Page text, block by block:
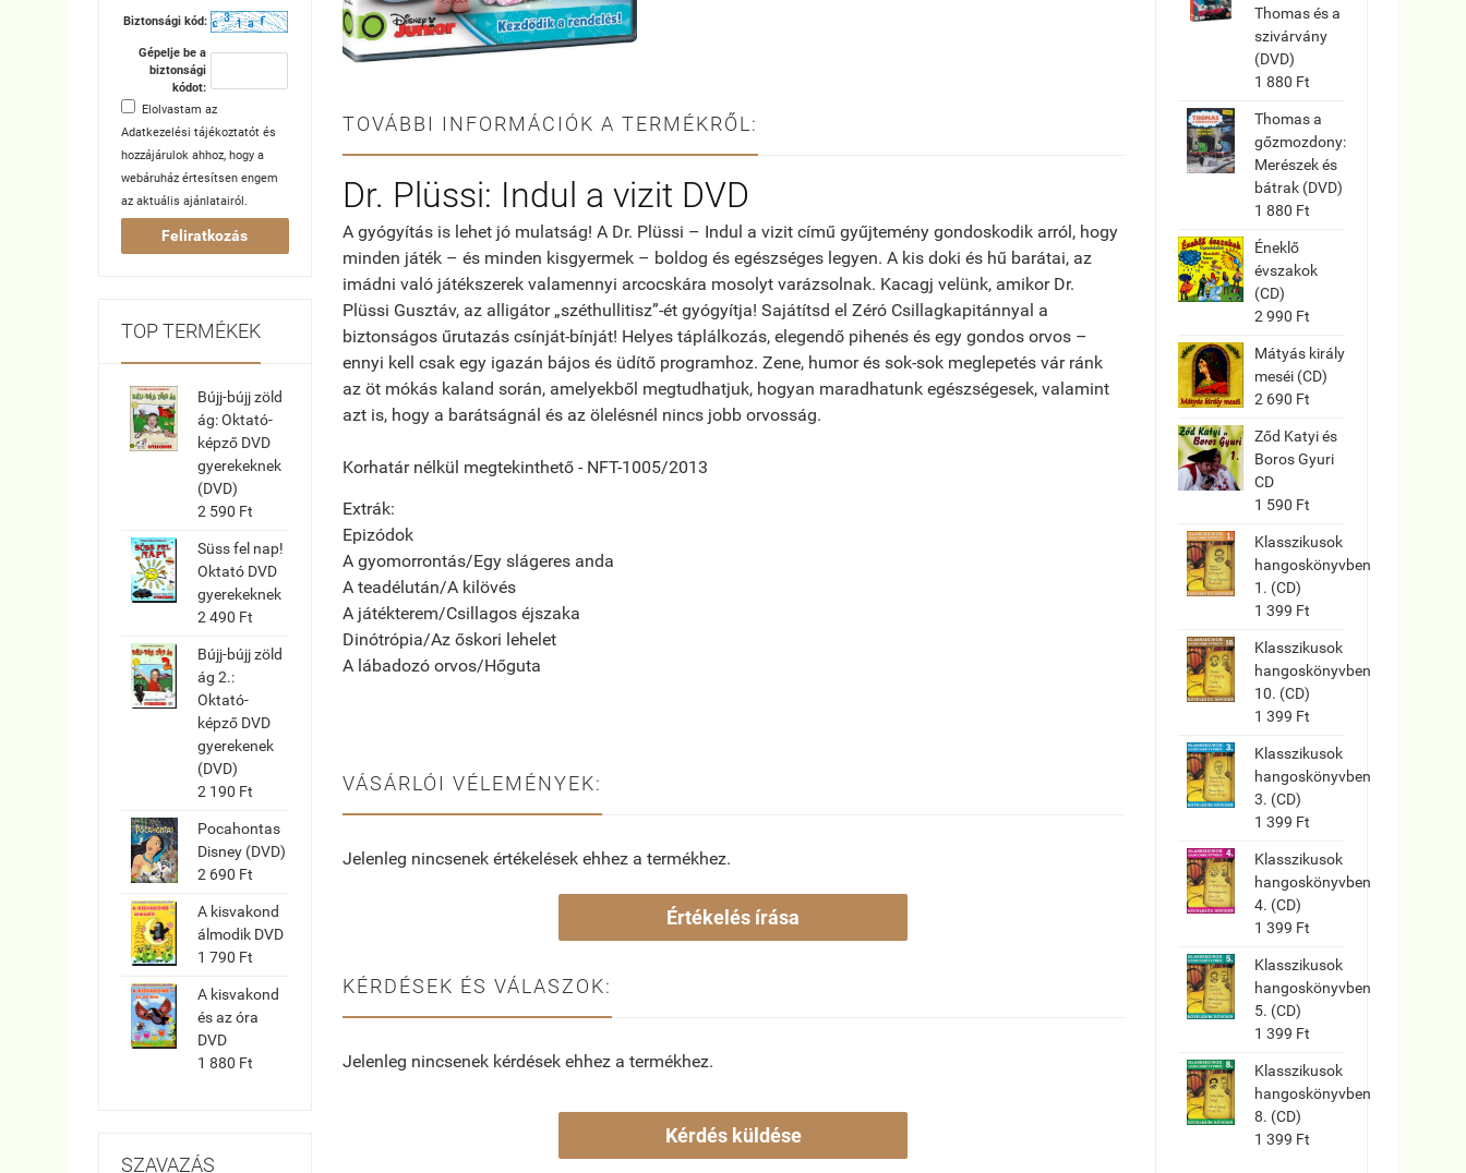
Biztonsági kód:
Gépelje be a
biztonsági
kódot:
Elolvastam az
Adatkezelési tájékoztatót és
hozzájárulok ahhoz, hogy a
webáruház értesítsen engem
az aktuális ajánlatairól.
Feliratkozás
TOP TERMÉKEK
Bújj-bújj zöld
ág: Oktató-
képző DVD
gyerekeknek
(DVD)
2 590 Ft
Süss fel nap!
Oktató DVD
gyerekeknek
2 490 Ft
Bújj-bújj zöld
ág 2.:
Oktató-
képző DVD
gyerekenek
(DVD)
2 190 Ft
Pocahontas
Disney (DVD)
2 690 Ft
A kisvakond
álmodik DVD
1 790 Ft
A kisvakond
és az óra
DVD
1 880 Ft
SZAVAZÁS
TOVÁBBI INFORMÁCIÓK A TERMÉKRŐL:
Dr. Plüssi: Indul a vizit DVD
A gyógyítás is lehet jó mulatság! A Dr. Plüssi – Indul a vizit című gyűjtemény gondoskodik arról, hogy
minden játék – és minden kisgyermek – boldog és egészséges legyen. A kis doki és hű barátai, az
imádni való játékszerek valamennyi arcocskára mosolyt varázsolnak. Kacagj velünk, amikor Dr.
Plüssi Gusztáv, az alligátor „széthullitisz”-ét gyógyítja! Sajátítsd el Zéró Csillagkapitánnyal a
biztonságos űrutazás csínját-bínját! Helyes táplálkozás, elegendő pihenés és egy gondos orvos –
ennyi kell csak egy igazán bájos és üdítő programhoz. Zene, humor és sok-sok meglepetés vár ránk
az öt mókás kaland során, amelyekből megtudhatjuk, hogyan maradhatunk egészségesek, valamint
azt is, hogy a barátságnál és az ölelésnél nincs jobb orvosság.
Korhatár nélkül megtekinthető - NFT-1005/2013
Extrák:
Epizódok
A gyomorrontás/Egy slágeres anda
A teadélután/A kilövés
A játékterem/Csillagos éjszaka
Dinótrópia/Az őskori lehelet
A lábadozó orvos/Hőguta
VÁSÁRLÓI VÉLEMÉNYEK:
Jelenleg nincsenek értékelések ehhez a termékhez.
Értékelés írása
KÉRDÉSEK ÉS VÁLASZOK:
Jelenleg nincsenek kérdések ehhez a termékhez.
Kérdés küldése
Thomas és a
szivárvány
(DVD)
1 880 Ft
Thomas a
gőzmozdony:
Merészek és
bátrak (DVD)
1 880 Ft
Éneklő
évszakok
(CD)
2 990 Ft
Mátyás király
meséi (CD)
2 690 Ft
Ződ Katyi és
Boros Gyuri
CD
1 590 Ft
Klasszikusok
hangoskönyvben
1. (CD)
1 399 Ft
Klasszikusok
hangoskönyvben
10. (CD)
1 399 Ft
Klasszikusok
hangoskönyvben
3. (CD)
1 399 Ft
Klasszikusok
hangoskönyvben
4. (CD)
1 399 Ft
Klasszikusok
hangoskönyvben
5. (CD)
1 399 Ft
Klasszikusok
hangoskönyvben
8. (CD)
1 399 Ft